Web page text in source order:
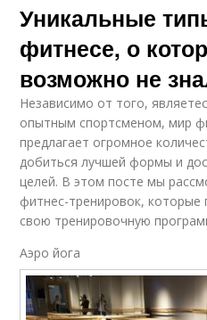
Уникальные
фитнесе, о
возможно не
Независимо от того,
опытным спортсменом, мир
предлагает огромное
добиться лучшей формы и
целей. В этом посте мы
фитнес-тренировок, которые
свою тренировочную
Аэро йога